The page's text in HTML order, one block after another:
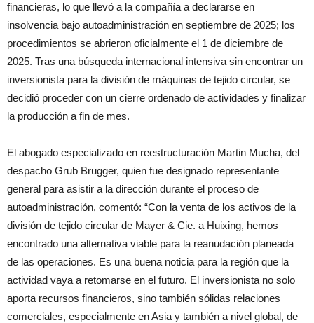
financieras, lo que llevó a la compañía a declararse en
insolvencia bajo autoadministración en septiembre de 2025; los
procedimientos se abrieron oficialmente el 1 de diciembre de
2025. Tras una búsqueda internacional intensiva sin encontrar un
inversionista para la división de máquinas de tejido circular, se
decidió proceder con un cierre ordenado de actividades y finalizar
la producción a fin de mes.
El abogado especializado en reestructuración Martin Mucha, del
despacho Grub Brugger, quien fue designado representante
general para asistir a la dirección durante el proceso de
autoadministración, comentó: “Con la venta de los activos de la
división de tejido circular de Mayer & Cie. a Huixing, hemos
encontrado una alternativa viable para la reanudación planeada
de las operaciones. Es una buena noticia para la región que la
actividad vaya a retomarse en el futuro. El inversionista no solo
aporta recursos financieros, sino también sólidas relaciones
comerciales, especialmente en Asia y también a nivel global, de